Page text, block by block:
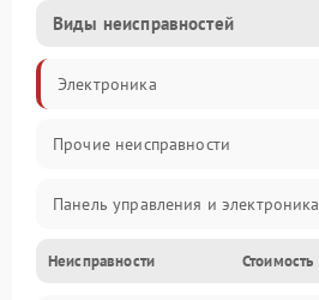
Виды неисправностей
Электроника
Прочие неисправности
Панель управления и электроника
Дверца и корпус
Неисправности Стоимость